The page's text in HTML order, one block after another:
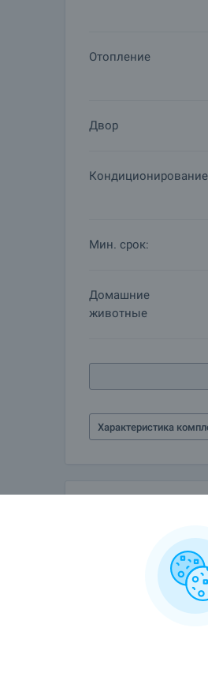
Отопление
Двор
Кондиционирование
Мин. срок:
Домашние
животные
Характеристика